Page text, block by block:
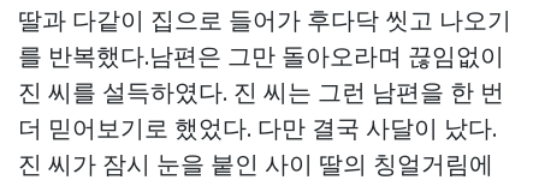
딸과 다같이 집으로 들어가 후다닥 씻고 나오기
를 반복했다.남편은 그만 돌아오라며 끊임없이
진 씨를 설득하였다. 진 씨는 그런 남편을 한 번
더 믿어보기로 했었다. 다만 결국 사달이 났다.
진 씨가 잠시 눈을 붙인 사이 딸의 칭얼거림에